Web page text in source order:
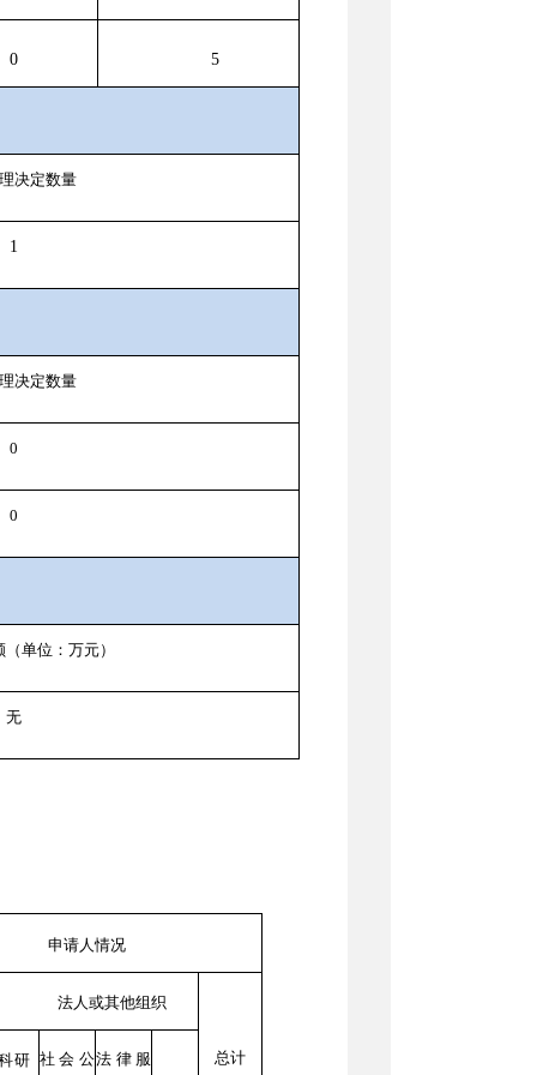
0 5
决定数量
1
决定数量
0
0
单位：万元）
无
申请人情况
法人或其他组织
总计
研 社会公法律服